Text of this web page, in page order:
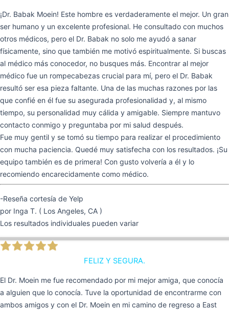
¡Dr. Babak Moein! Este hombre es verdaderamente el mejor. Un gran
ser humano y un excelente profesional. He consultado con muchos
otros médicos, pero el Dr. Babak no solo me ayudó a sanar
físicamente, sino que también me motivó espiritualmente. Si buscas
al médico más conocedor, no busques más. Encontrar al mejor
médico fue un rompecabezas crucial para mí, pero el Dr. Babak
resultó ser esa pieza faltante. Una de las muchas razones por las
que confié en él fue su asegurada profesionalidad y, al mismo
tiempo, su personalidad muy cálida y amigable. Siempre mantuvo
contacto conmigo y preguntaba por mi salud después.
Fue muy gentil y se tomó su tiempo para realizar el procedimiento
con mucha paciencia. Quedé muy satisfecha con los resultados. ¡Su
equipo también es de primera! Con gusto volvería a él y lo
recomiendo encarecidamente como médico.
-Reseña cortesía de Yelp
por Inga T. ( Los Angeles, CA )
Los resultados individuales pueden variar
FELIZ Y SEGURA.
El Dr. Moein me fue recomendado por mi mejor amiga, que conocía
a alguien que lo conocía. Tuve la oportunidad de encontrarme con
ambos amigos y con el Dr. Moein en mi camino de regreso a East